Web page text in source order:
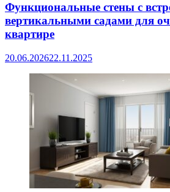
Функциональные стены с
вертикальными садами для
квартире
20.06.202622.11.2025